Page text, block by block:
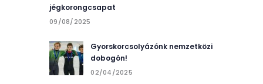
jégkorongcsapat
09/08/2025
Gyorskorcsolyázónk nemzetközi
dobogón!
02/04/2025